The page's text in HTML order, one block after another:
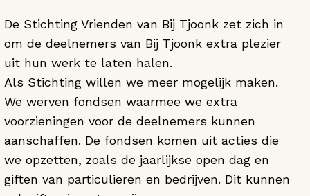
De Stichting Vrienden van Bij Tjoonk zet zich in
om de deelnemers van Bij Tjoonk extra plezier
uit hun werk te laten halen.
Als Stichting willen we meer mogelijk maken.
We werven fondsen waarmee we extra
voorzieningen voor de deelnemers kunnen
aanschaffen. De fondsen komen uit acties die
we opzetten, zoals de jaarlijkse open dag en
giften van particulieren en bedrijven. Dit kunnen